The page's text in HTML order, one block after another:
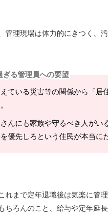
管理現場は体力的にきつく、
ぎる管理員への要望
ている災害等の関係から「居
んにも家族や守るべき人がい
優先しろという住民が本当に
れまで定年退職後は気楽に管
ちろんのこと、給与や定年延